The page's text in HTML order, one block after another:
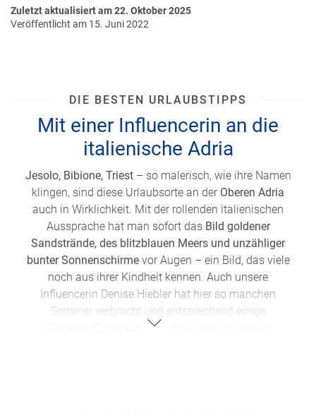
Zuletzt aktualisiert am 22. Oktober 2025
Veröffentlicht am 15. Juni 2022
DIE BESTEN URLAUBSTIPPS
Mit einer Influencerin an die
italienische Adria
Jesolo, Bibione, Triest – so malerisch, wie ihre Namen
klingen, sind diese Urlaubsorte an der Oberen Adria
auch in Wirklichkeit. Mit der rollenden italienischen
Aussprache hat man sofort das Bild goldener
Sandstrände, des blitzblauen Meers und unzähliger
bunter Sonnenschirmevor Augen – ein Bild, das viele
noch aus ihrer Kindheit kennen. Auch unsere
Influencerin Denise Hiebler hat hier so manchen
Sommer verbracht und entsprechend einige
(Geheim-)Tipps für den